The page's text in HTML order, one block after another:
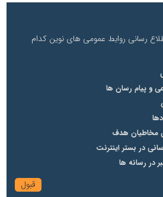
رسانی روابط عمومی های نوین کدام
و پیام رسان ها
مخاطیان هدف
در بستر اینترنت
در رسانه ها